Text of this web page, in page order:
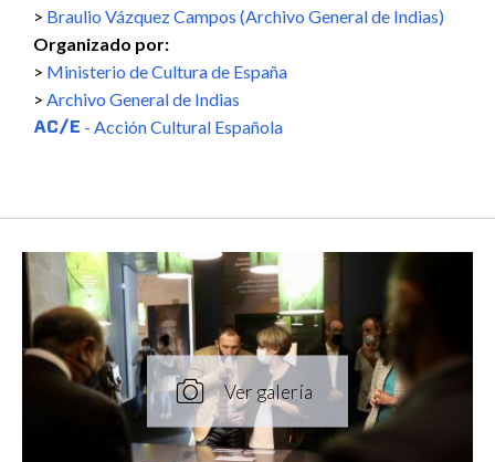
Braulio Vázquez Campos (Archivo General de Indias)
Organizado por:
Ministerio de Cultura de España
Archivo General de Indias
- Acción Cultural Española